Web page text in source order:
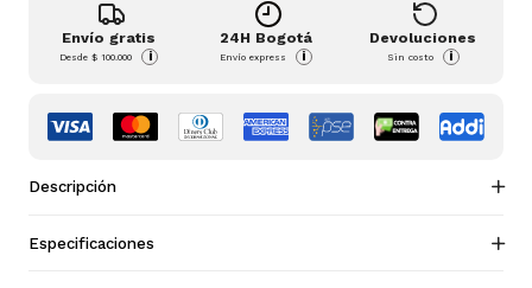
Envío gratis
Desde$ 100.000 i
24H Bogotá
Envío express i
Devoluciones
Sin costo i
Descripción
Especificaciones